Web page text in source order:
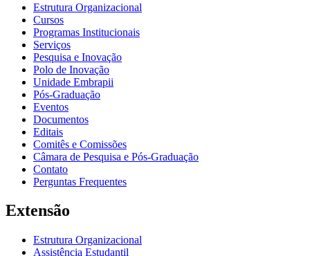
Estrutura Organizacional
Cursos
Programas Institucionais
Serviços
Pesquisa e Inovação
Polo de Inovação
Unidade Embrapii
Pós-Graduação
Eventos
Documentos
Editais
Comitês e Comissões
Câmara de Pesquisa e Pós-Graduação
Contato
Perguntas Frequentes
Extensão
Estrutura Organizacional
Assistência Estudantil